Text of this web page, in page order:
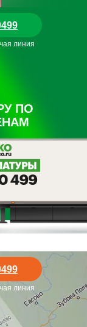
ПО
линия
линия